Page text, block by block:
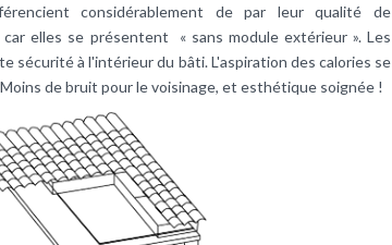
considérablement de par leur qualité de
elles se présentent « sans module extérieur ». Les
sécurité à l'intérieur du bâti. L'aspiration des calories se
de bruit pour le voisinage, et esthétique soignée !